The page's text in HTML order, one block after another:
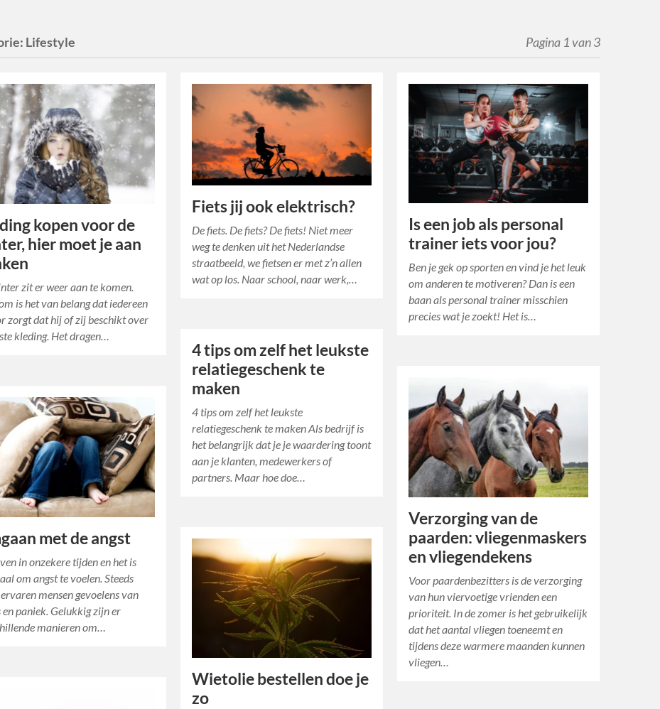
Lifestyle Pagina 1 van 3
kopen voor de
hier moet je aan
zit er weer aan te komen.
is het van belang dat iedereen
zorgt dat hij of zij beschikt over
kleding. Het dragen…
Fiets jij ook elektrisch?
De fiets. De fiets? De fiets! Niet meer
weg te denken uit het Nederlandse
straatbeeld, we fietsen er met z’n allen
wat op los. Naar school, naar werk,…
Is een job als personal
trainer iets voor jou?
Ben je gek op sporten en vind je het leuk
om anderen te motiveren? Dan is een
baan als personal trainer misschien
precies wat je zoekt! Het is…
4 tips om zelf het leukste
relatiegeschenk te
maken
4 tips om zelf het leukste
relatiegeschenk te maken Als bedrijf is
het belangrijk dat je je waardering toont
aan je klanten, medewerkers of
partners. Maar hoe doe…
Verzorging van de
paarden: vliegenmaskers
en vliegendekens
Voor paardenbezitters is de verzorging
van hun viervoetige vrienden een
prioriteit. In de zomer is het gebruikelijk
dat het aantal vliegen toeneemt en
tijdens deze warmere maanden kunnen
vliegen…
met de angst
in onzekere tijden en het is
om angst te voelen. Steeds
mensen gevoelens van
en paniek. Gelukkig zijn er
manieren om…
Wietolie bestellen doe je
zo